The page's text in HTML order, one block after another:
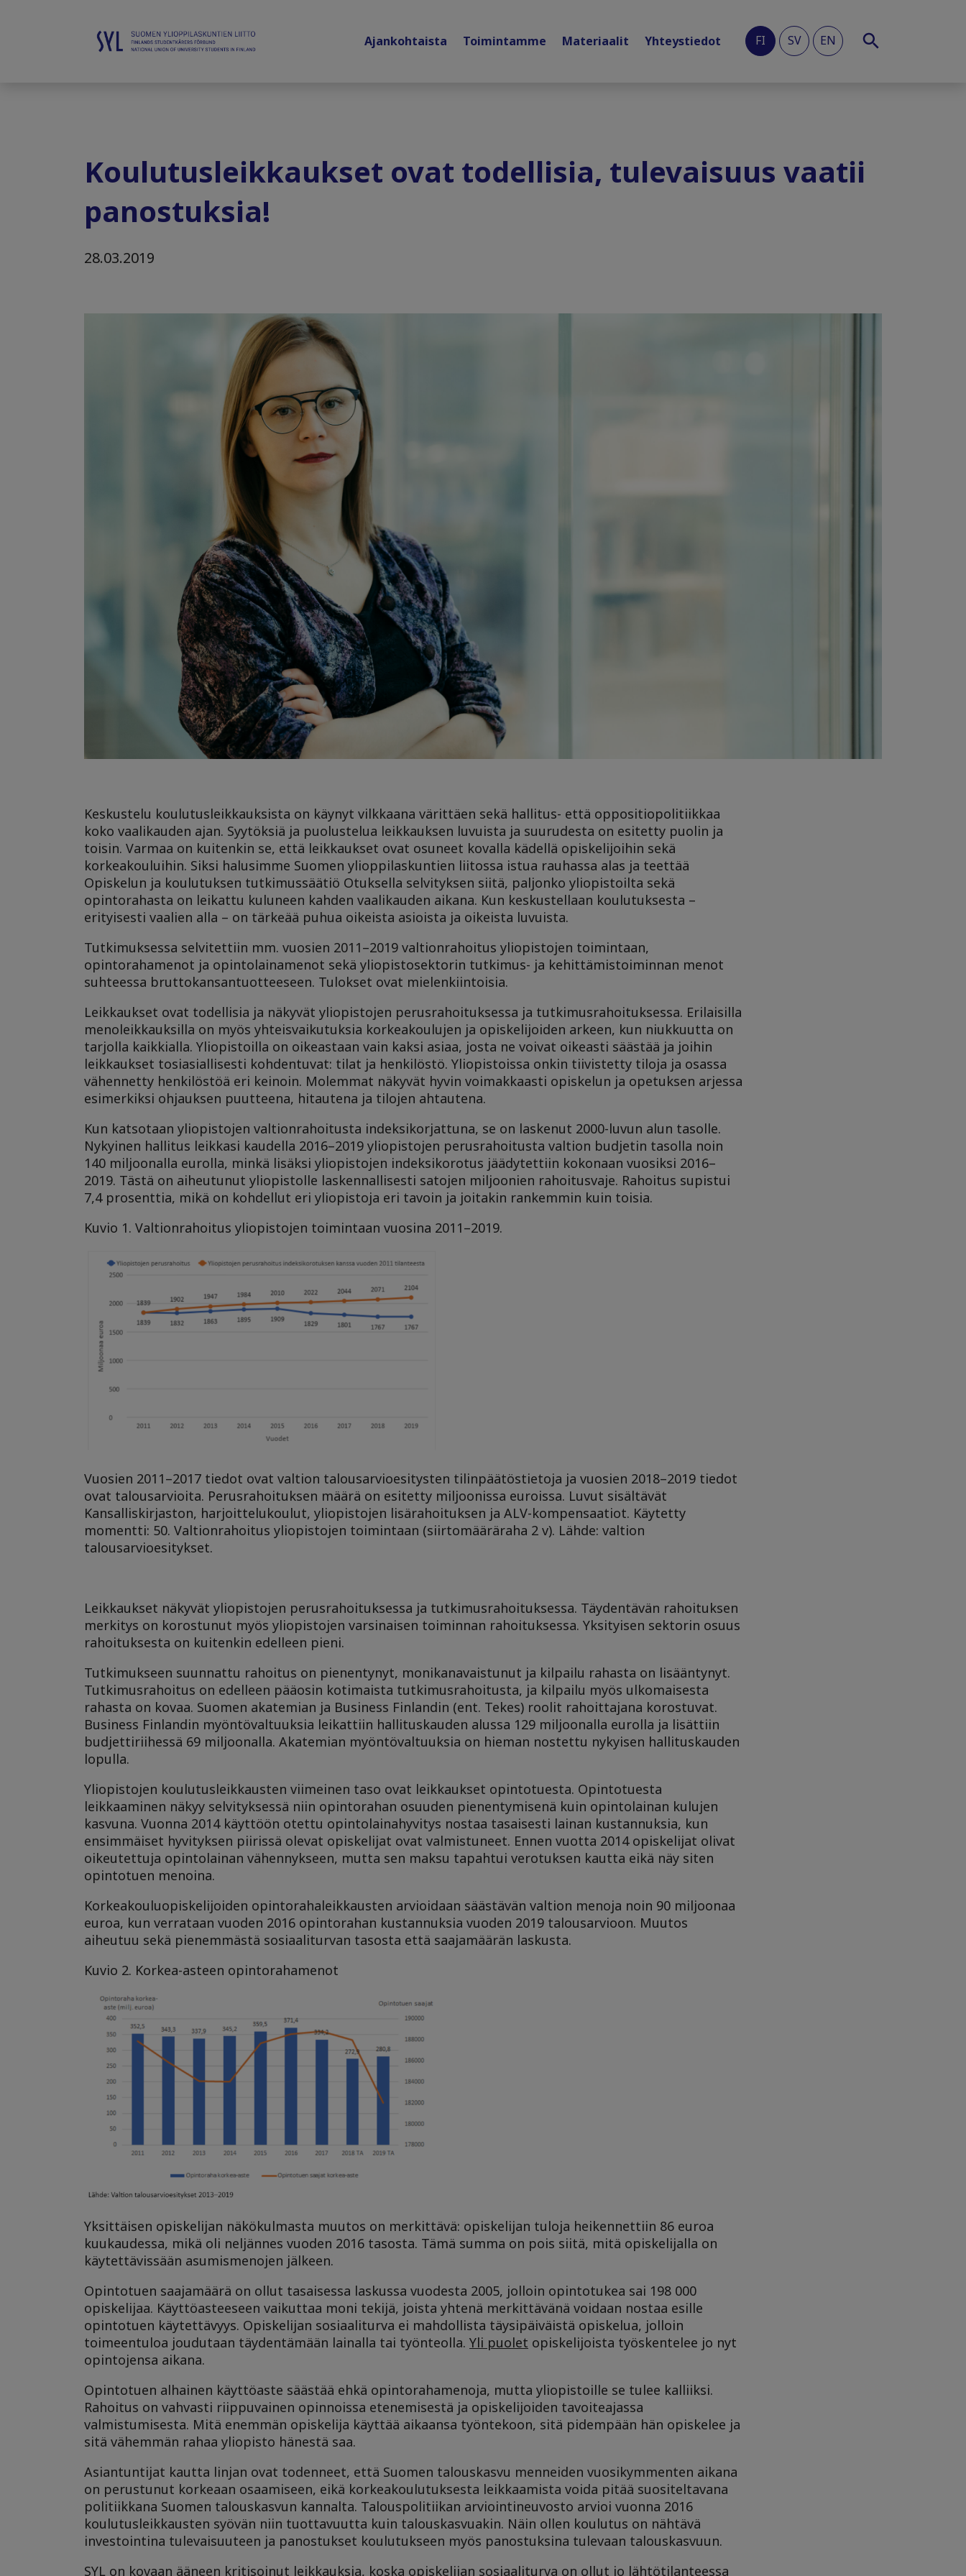
Ajankohtaista Toimintamme Materiaalit Yhteystiedot FI SV EN
Koulutusleikkaukset ovat todellisia, tulevaisuus vaatii
panostuksia!
28.03.2019
Keskustelu koulutusleikkauksista on käynyt vilkkaana värittäen sekä hallitus- että oppositiopolitiikkaa
koko vaalikauden ajan. Syytöksiä ja puolustelua leikkauksen luvuista ja suurudesta on esitetty puolin ja
toisin. Varmaa on kuitenkin se, että leikkaukset ovat osuneet kovalla kädellä opiskelijoihin sekä
korkeakouluihin. Siksi halusimme Suomen ylioppilaskuntien liitossa istua rauhassa alas ja teettää
Opiskelun ja koulutuksen tutkimussäätiö Otuksella selvityksen siitä, paljonko yliopistoilta sekä
opintorahasta on leikattu kuluneen kahden vaalikauden aikana. Kun keskustellaan koulutuksesta –
erityisesti vaalien alla – on tärkeää puhua oikeista asioista ja oikeista luvuista.
Tutkimuksessa selvitettiin mm. vuosien 2011–2019 valtionrahoitus yliopistojen toimintaan,
opintorahamenot ja opintolainamenot sekä yliopistosektorin tutkimus- ja kehittämistoiminnan menot
suhteessa bruttokansantuotteeseen. Tulokset ovat mielenkiintoisia.
Leikkaukset ovat todellisia ja näkyvät yliopistojen perusrahoituksessa ja tutkimusrahoituksessa. Erilaisilla
menoleikkauksilla on myös yhteisvaikutuksia korkeakoulujen ja opiskelijoiden arkeen, kun niukkuutta on
tarjolla kaikkialla. Yliopistoilla on oikeastaan vain kaksi asiaa, josta ne voivat oikeasti säästää ja joihin
leikkaukset tosiasiallisesti kohdentuvat: tilat ja henkilöstö. Yliopistoissa onkin tiivistetty tiloja ja osassa
vähennetty henkilöstöä eri keinoin. Molemmat näkyvät hyvin voimakkaasti opiskelun ja opetuksen arjessa
esimerkiksi ohjauksen puutteena, hitautena ja tilojen ahtautena.
Kun katsotaan yliopistojen valtionrahoitusta indeksikorjattuna, se on laskenut 2000-luvun alun tasolle.
Nykyinen hallitus leikkasi kaudella 2016–2019 yliopistojen perusrahoitusta valtion budjetin tasolla noin
140 miljoonalla eurolla, minkä lisäksi yliopistojen indeksikorotus jäädytettiin kokonaan vuosiksi 2016–
2019. Tästä on aiheutunut yliopistolle laskennallisesti satojen miljoonien rahoitusvaje. Rahoitus supistui
7,4 prosenttia, mikä on kohdellut eri yliopistoja eri tavoin ja joitakin rankemmin kuin toisia.
Kuvio 1. Valtionrahoitus yliopistojen toimintaan vuosina 2011–2019.
Vuosien 2011–2017 tiedot ovat valtion talousarvioesitysten tilinpäätöstietoja ja vuosien 2018–2019 tiedot
ovat talousarvioita. Perusrahoituksen määrä on esitetty miljoonissa euroissa. Luvut sisältävät
Kansalliskirjaston, harjoittelukoulut, yliopistojen lisärahoituksen ja ALV-kompensaatiot. Käytetty
momentti: 50. Valtionrahoitus yliopistojen toimintaan (siirtomääräraha 2 v). Lähde: valtion
talousarvioesitykset.
Leikkaukset näkyvät yliopistojen perusrahoituksessa ja tutkimusrahoituksessa. Täydentävän rahoituksen
merkitys on korostunut myös yliopistojen varsinaisen toiminnan rahoituksessa. Yksityisen sektorin osuus
rahoituksesta on kuitenkin edelleen pieni.
Tutkimukseen suunnattu rahoitus on pienentynyt, monikanavaistunut ja kilpailu rahasta on lisääntynyt.
Tutkimusrahoitus on edelleen pääosin kotimaista tutkimusrahoitusta, ja kilpailu myös ulkomaisesta
rahasta on kovaa. Suomen akatemian ja Business Finlandin (ent. Tekes) roolit rahoittajana korostuvat.
Business Finlandin myöntövaltuuksia leikattiin hallituskauden alussa 129 miljoonalla eurolla ja lisättiin
budjettiriihessä 69 miljoonalla. Akatemian myöntövaltuuksia on hieman nostettu nykyisen hallituskauden
lopulla.
Yliopistojen koulutusleikkausten viimeinen taso ovat leikkaukset opintotuesta. Opintotuesta
leikkaaminen näkyy selvityksessä niin opintorahan osuuden pienentymisenä kuin opintolainan kulujen
kasvuna. Vuonna 2014 käyttöön otettu opintolainahyvitys nostaa tasaisesti lainan kustannuksia, kun
ensimmäiset hyvityksen piirissä olevat opiskelijat ovat valmistuneet. Ennen vuotta 2014 opiskelijat olivat
oikeutettuja opintolainan vähennykseen, mutta sen maksu tapahtui verotuksen kautta eikä näy siten
opintotuen menoina.
Korkeakouluopiskelijoiden opintorahaleikkausten arvioidaan säästävän valtion menoja noin 90 miljoonaa
euroa, kun verrataan vuoden 2016 opintorahan kustannuksia vuoden 2019 talousarvioon. Muutos
aiheutuu sekä pienemmästä sosiaaliturvan tasosta että saajamäärän laskusta.
Kuvio 2. Korkea-asteen opintorahamenot
Yksittäisen opiskelijan näkökulmasta muutos on merkittävä: opiskelijan tuloja heikennettiin 86 euroa
kuukaudessa, mikä oli neljännes vuoden 2016 tasosta. Tämä summa on pois siitä, mitä opiskelijalla on
käytettävissään asumismenojen jälkeen.
Opintotuen saajamäärä on ollut tasaisessa laskussa vuodesta 2005, jolloin opintotukea sai 198 000
opiskelijaa. Käyttöasteeseen vaikuttaa moni tekijä, joista yhtenä merkittävänä voidaan nostaa esille
opintotuen käytettävyys. Opiskelijan sosiaaliturva ei mahdollista täysipäiväistä opiskelua, jolloin
toimeentuloa joudutaan täydentämään lainalla tai työnteolla. Yli puolet opiskelijoista työskentelee jo nyt
opintojensa aikana.
Opintotuen alhainen käyttöaste säästää ehkä opintorahamenoja, mutta yliopistoille se tulee kalliiksi.
Rahoitus on vahvasti riippuvainen opinnoissa etenemisestä ja opiskelijoiden tavoiteajassa
valmistumisesta. Mitä enemmän opiskelija käyttää aikaansa työntekoon, sitä pidempään hän opiskelee ja
sitä vähemmän rahaa yliopisto hänestä saa.
Asiantuntijat kautta linjan ovat todenneet, että Suomen talouskasvu menneiden vuosikymmenten aikana
on perustunut korkeaan osaamiseen, eikä korkeakoulutuksesta leikkaamista voida pitää suositeltavana
politiikkana Suomen talouskasvun kannalta. Talouspolitiikan arviointineuvosto arvioi vuonna 2016
koulutusleikkausten syövän niin tuottavuutta kuin talouskasvuakin. Näin ollen koulutus on nähtävä
investointina tulevaisuuteen ja panostukset koulutukseen myös panostuksina tulevaan talouskasvuun.
SYL on kovaan ääneen kritisoinut leikkauksia, koska opiskelijan sosiaaliturva on ollut jo lähtötilanteessa